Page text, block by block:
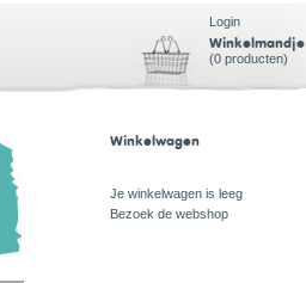
Login
Winkelmandje
(0 producten)
Winkelwagen
Je winkelwagen is leeg
Bezoek de webshop